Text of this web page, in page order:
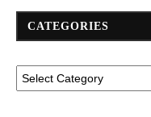
CATEGORIES